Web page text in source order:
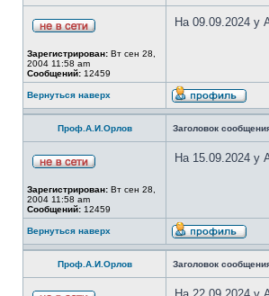
Зарегистрирован: Вт сен 28,
2004 11:58 am
Сообщений: 12459
На 09.09.2024 у
Вернуться наверх
Проф.А.И.Орлов Заголовок
Зарегистрирован: Вт сен 28,
2004 11:58 am
Сообщений: 12459
На 15.09.2024 у
Вернуться наверх
Проф.А.И.Орлов Заголовок